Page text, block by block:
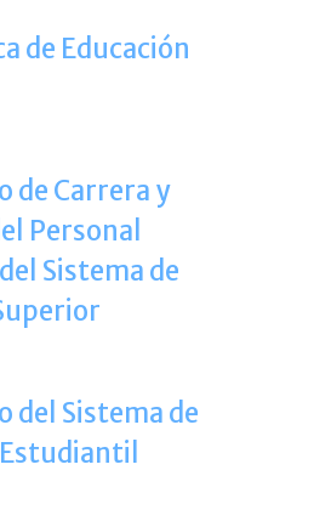
de Educación
de Carrera y
Personal
Sistema de
del Sistema de